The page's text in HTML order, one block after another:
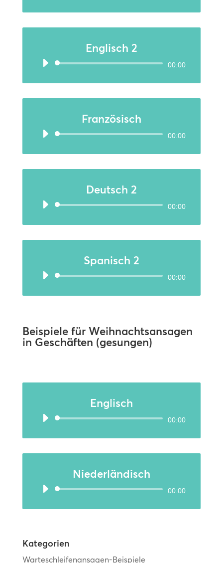
Englisch 2
Audio-
00:00
Französisch
Audio-
00:00
Deutsch 2
Audio-
00:00
Spanisch 2
Audio-
00:00
Beispiele für Weihnachtsansagen
in Geschäften (gesungen)
Englisch
Audio-
00:00
Niederländisch
Audio-
00:00
Kategorien
Warteschleifenansagen-Beispiele